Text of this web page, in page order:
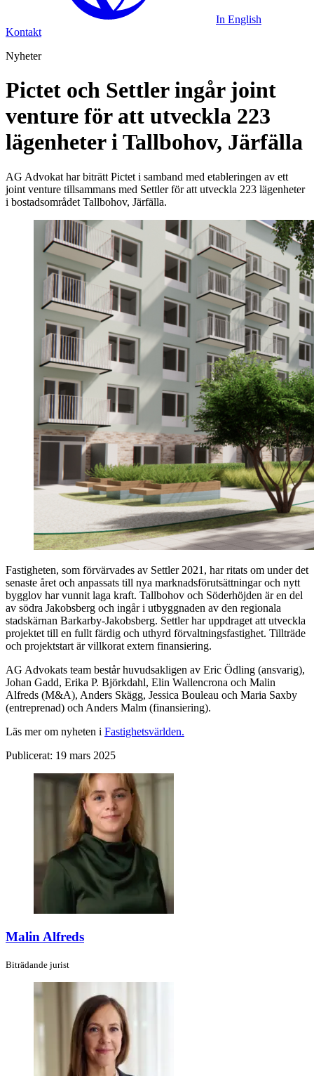
In English
Kontakt
Nyheter
Pictet och Settler ingår joint
venture för att utveckla 223
lägenheter i Tallbohov, Järfälla
AG Advokat har biträtt Pictet i samband med etableringen av ett
joint venture tillsammans med Settler för att utveckla 223 lägenheter
i bostadsområdet Tallbohov, Järfälla.
Fastigheten, som förvärvades av Settler 2021, har ritats om under det
senaste året och anpassats till nya marknadsförutsättningar och nytt
bygglov har vunnit laga kraft. Tallbohov och Söderhöjden är en del
av södra Jakobsberg och ingår i utbyggnaden av den regionala
stadskärnan Barkarby-Jakobsberg. Settler har uppdraget att utveckla
projektet till en fullt färdig och uthyrd förvaltningsfastighet. Tillträde
och projektstart är villkorat extern finansiering.
AG Advokats team består huvudsakligen av Eric Ödling (ansvarig),
Johan Gadd, Erika P. Björkdahl, Elin Wallencrona och Malin
Alfreds (M&A), Anders Skägg, Jessica Bouleau och Maria Saxby
(entreprenad) och Anders Malm (finansiering).
Läs mer om nyheten i Fastighetsvärlden.
Publicerat: 19 mars 2025
Malin Alfreds
Biträdande jurist